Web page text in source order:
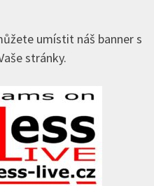
umístit náš banner s
stránky.